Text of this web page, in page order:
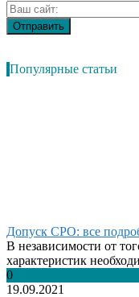
Популярные статьи
Допуск СРО: все
В независимости от
характеристик
0
19.09.2021